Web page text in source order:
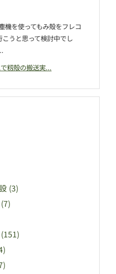
機を使ってもみ殻をフレコ
うと思って検討中でし
籾殻の搬送実...
(3)
(7)
(151)